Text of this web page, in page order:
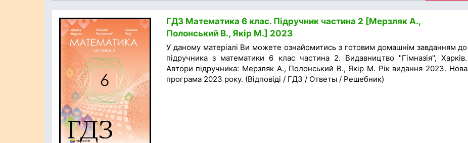
ГДЗ Математика 6 клас. Підручник частина 2 [Мерзляк А.,
Полонський В., Якір М.] 2023
У даному матеріалі Ви можете ознайомитись з готовим домашнім завданням до
підручника з математики 6 клас частина 2. Видавництво "Гімназія", Харків.
Автори підручника: Мерзляк А., Полонський В., Якір М. Рік видання 2023. Нова
програма 2023 року. (Відповіді / ГДЗ / Ответы / Решебник)